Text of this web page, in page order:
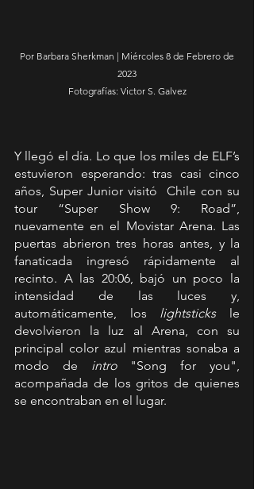
2023
Fotografías: Victor S. Galvez
Y llegó el día. Lo que los miles de ELF’s
estuvieron esperando: tras casi cinco
años, Super Junior visitó  Chile con su
tour “Super Show 9: Road”,
nuevamente en el Movistar Arena. Las
puertas abrieron tres horas antes, y la
fanaticada ingresó rápidamente al
recinto. A las 20:06, bajó un poco la
intensidad de las luces y,
automáticamente, los lightsticks le
devolvieron la luz al Arena, con su
principal color azul mientras sonaba a
modo de intro "Song for you",
acompañada de los gritos de quienes
se encontraban en el lugar.